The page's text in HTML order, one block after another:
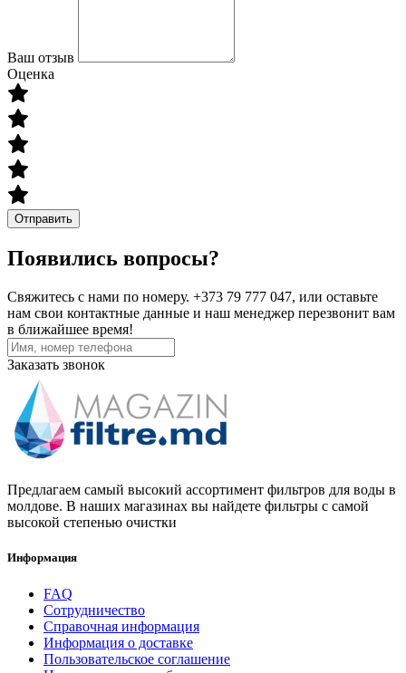
Ваш отзыв
Оценка
Отправить
Появились вопросы?
Свяжитесь с нами по номеру. +373 79 777 047, или оставьте
нам свои контактные данные и наш менеджер перезвонит вам
в ближайшее время!
Заказать звонок
Предлагаем самый высокий ассортимент фильтров для воды в
молдове. В наших магазинах вы найдете фильтры с самой
высокой степенью очистки
Информация
FAQ
Сотрудничество
Справочная информация
Информация о доставке
Пользовательское соглашение